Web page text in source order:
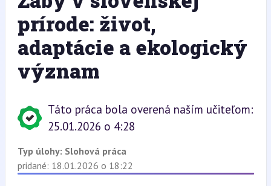
prírode: život,
adaptácie a ekologický
význam
Táto práca bola overená naším učiteľom:
25.01.2026 o 4:28
Typ úlohy: Slohová práca
pridané: 18.01.2026 o 18:22